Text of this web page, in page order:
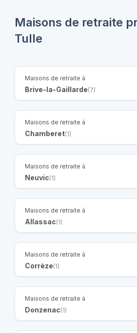
Maisons de retraite
Tulle
Maisons de retraite à
Brive-la-Gaillarde(7)
Maisons de retraite à
Chamberet(1)
Maisons de retraite à
Neuvic(1)
Maisons de retraite à
Allassac(1)
Maisons de retraite à
Corrèze(1)
Maisons de retraite à
Donzenac(1)